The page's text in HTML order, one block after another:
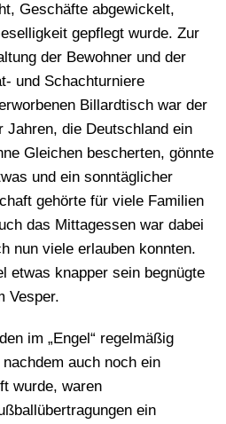
Geschäfte abgewickelt,
gepflegt wurde. Zur
der Bewohner und der
und Schachturniere
Billardtisch war der
Jahren, die Deutschland ein
Gleichen bescherten, gönnte
und ein sonntäglicher
gehörte für viele Familien
das Mittagessen war dabei
nun viele erlauben konnten.
etwas knapper sein begnügte
Vesper.
im „Engel“ regelmäßig
auch noch ein
wurde, waren
ein